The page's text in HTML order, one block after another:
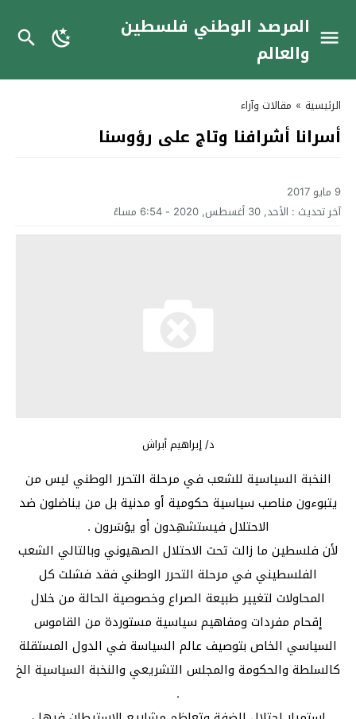
المرصد الوطني فلسطين
والعالم
الرئيسية » مقالات وآراء
أسرانا أشرافنا وتاج على رؤوسنا
9 مايو 2017
آخر تحديث : الأحد, 30 أغسطس, 2020 - 6:54 مساءً
د/ إبراهيم أبراش
النخبة السياسية للشعب في مرحلة التحرر الوطني ليس من
يتبوءون مناصب سياسية حكومية أو مدنية بل من يناضلون ضد
الاحتلال فيستشهِدون أو يؤسَرون .
لأن فلسطين ما زالت تحت الاحتلال الصهيوني وبالتالي الشعب
الفلسطيني في مرحلة التحرر الوطني فقد فشلت كل
المحاولات لتغيير طبيعة الصراع وخصوصية الحالة من خلال
إقحام مفردات ومفاهيم سياسية مستوردة من القاموس
السياسي الخاص بتوصيف عالم السياسة في الدول المستقلة
كالسلطة والحكومة والمجلس التشريعي والنخبة السياسية الخ
.